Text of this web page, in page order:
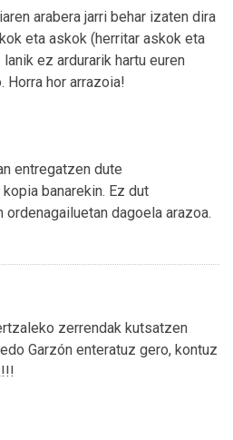
arabera jarri behar izaten dira
eta askok (herritar askok eta
ez ardurarik hartu euren
Horra hor arrazoia!
entregatzen dute
banarekin. Ez dut
dagoela arazoa.
zerrendak kutsatzen
Garzón enteratuz gero, kontuz